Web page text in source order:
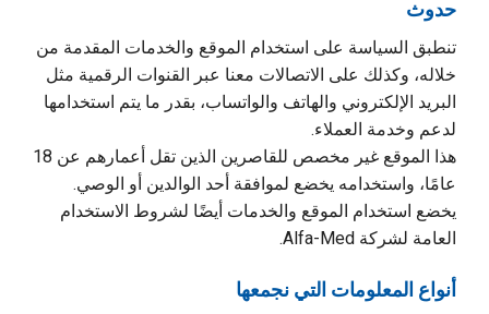
حدوث
تنطبق السياسة على استخدام الموقع والخدمات المقدمة من
خلاله، وكذلك على الاتصالات معنا عبر القنوات الرقمية مثل
البريد الإلكتروني والهاتف والواتساب، بقدر ما يتم استخدامها
لدعم وخدمة العملاء.
هذا الموقع غير مخصص للقاصرين الذين تقل أعمارهم عن 18
عامًا، واستخدامه يخضع لموافقة أحد الوالدين أو الوصي.
يخضع استخدام الموقع والخدمات أيضًا لشروط الاستخدام
العامة لشركة Alfa-Med.
أنواع المعلومات التي نجمعها